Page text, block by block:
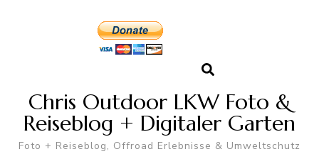
Chris Outdoor LKW Foto &
Reiseblog + Digitaler Garten
Foto + Reiseblog, Offroad Erlebnisse & Umweltschutz